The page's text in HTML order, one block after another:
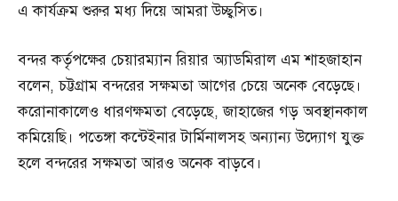
এ কার্যক্রম শুরুর মধ্য দিয়ে আমরা উচ্ছ্বসিত।
বন্দর কর্তৃপক্ষের চেয়ারম্যান রিয়ার অ্যাডমিরাল এম শাহজাহান
বলেন, চট্টগ্রাম বন্দরের সক্ষমতা আগের চেয়ে অনেক বেড়েছে।
করোনাকালেও ধারণক্ষমতা বেড়েছে, জাহাজের গড় অবস্থানকাল
কমিয়েছি। পতেঙ্গা কন্টেইনার টার্মিনালসহ অন্যান্য উদ্যোগ যুক্ত
হলে বন্দরের সক্ষমতা আরও অনেক বাড়বে।